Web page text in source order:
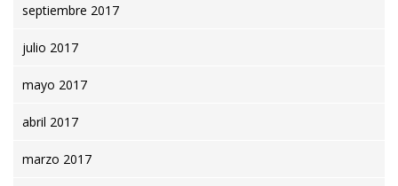
septiembre 2017
julio 2017
mayo 2017
abril 2017
marzo 2017